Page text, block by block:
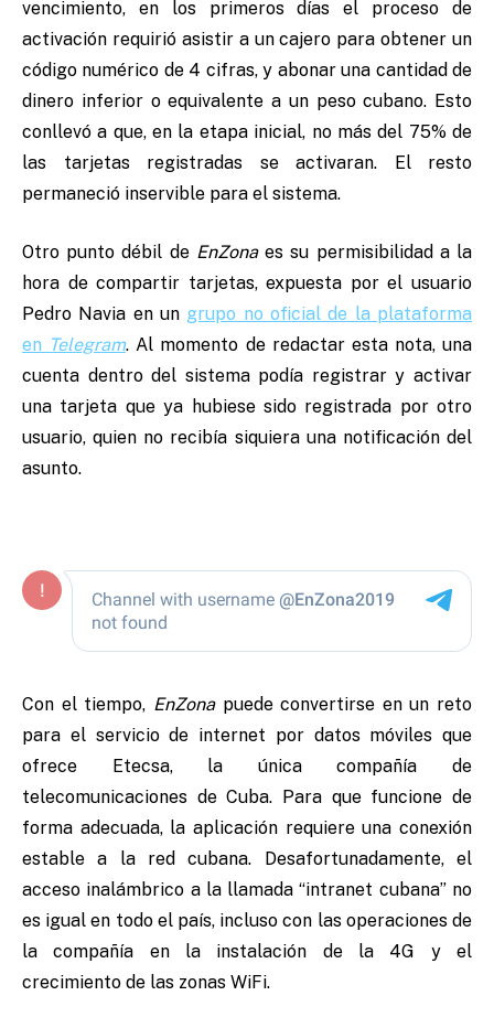
vencimiento, en los primeros días el proceso de
activación requirió asistir a un cajero para obtener un
código numérico de 4 cifras, y abonar una cantidad de
dinero inferior o equivalente a un peso cubano. Esto
conllevó a que, en la etapa inicial, no más del 75% de
las tarjetas registradas se activaran. El resto
permaneció inservible para el sistema.
Otro punto débil de EnZonaes su permisibilidad a la
hora de compartir tarjetas, expuesta por el usuario
Pedro Navia en un grupo no oficial de la plataforma
en Telegram. Al momento de redactar esta nota, una
cuenta dentro del sistema podía registrar y activar
una tarjeta que ya hubiese sido registrada por otro
usuario, quien no recibía siquiera una notificación del
asunto.
Con el tiempo, EnZonapuede convertirse en un reto
para el servicio de internet por datos móviles que
ofrece Etecsa, la única compañía de
telecomunicaciones de Cuba. Para que funcione de
forma adecuada, la aplicación requiere una conexión
estable a la red cubana. Desafortunadamente, el
acceso inalámbrico a la llamada “intranet cubana” no
es igual en todo el país, incluso con las operaciones de
la compañía en la instalación de la 4G y el
crecimiento de las zonas WiFi.